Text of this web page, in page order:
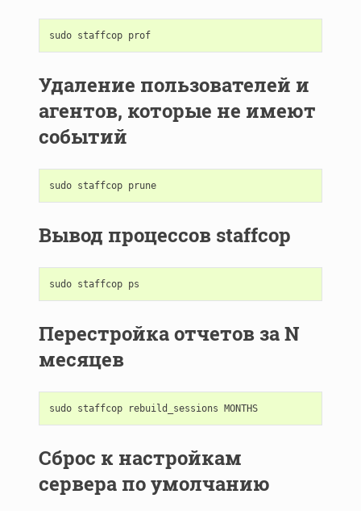
sudo staffcop prof
Удаление пользователей и
агентов, которые не имеют
событий
sudo staffcop prune
Вывод процессов staffcop
sudo staffcop ps
Перестройка отчетов за N
месяцев
sudo staffcop rebuild_sessions MONTHS
Сброс к настройкам
сервера по умолчанию